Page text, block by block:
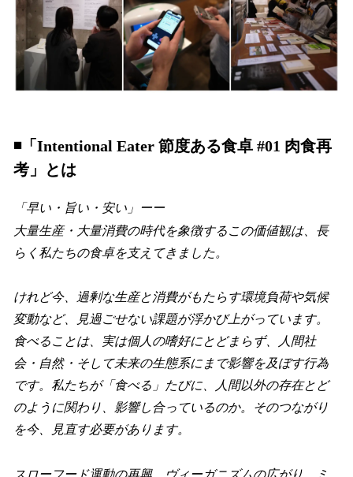
◾️「Intentional Eater 節度ある食卓 #01 肉食再
考」とは
「早い・旨い・安い」ーー
大量生産・大量消費の時代を象徴するこの価値観は、長
らく私たちの食卓を支えてきました。
けれど今、過剰な生産と消費がもたらす環境負荷や気候
変動など、見過ごせない課題が浮かび上がっています。
食べることは、実は個人の嗜好にとどまらず、人間社
会・自然・そして未来の生態系にまで影響を及ぼす行為
です。私たちが「食べる」たびに、人間以外の存在とど
のように関わり、影響し合っているのか。そのつながり
を今、見直す必要があります。